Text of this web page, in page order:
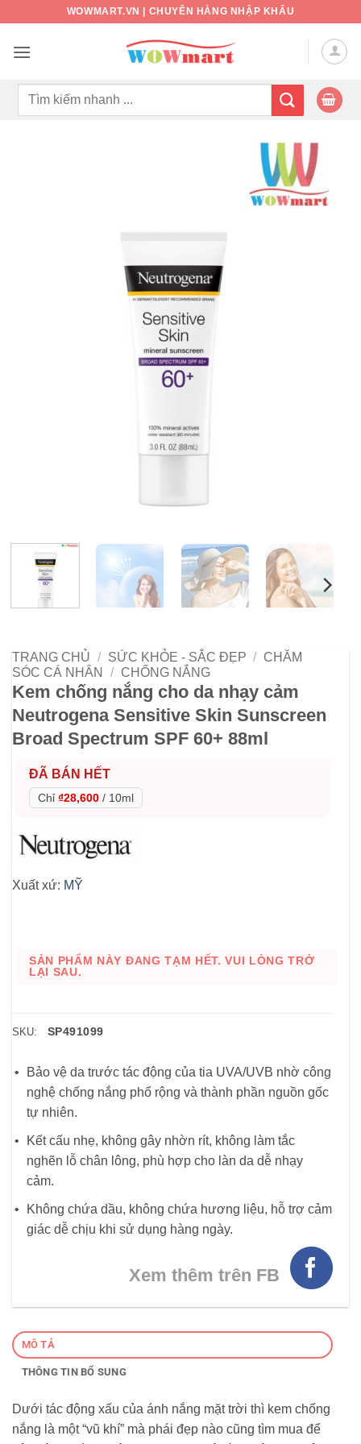
nội
WOWMART.VN | CHUYÊN HÀNG NHẬP KHẨU
Tìm
TRANG CHỦ / SỨC KHỎE - SẮC ĐẸP / CHĂM
SÓC CÁ NHÂN
/ CHỐNG NẮNG
Kem chống nắng cho da nhạy cảm
Neutrogena Sensitive Skin Sunscreen
Broad Spectrum SPF 60+ 88ml
ĐÃ BÁN HẾT
Chỉ ₫28,600 / 10ml
Xuất xứ: MỸ
SẢN PHẨM NÀY ĐANG TẠM HẾT. VUI LÒNG TRỞ
LẠI SAU.
SKU: SP491099
Bảo vệ da trước tác động của tia UVA/UVB nhờ công
nghệ chống nắng phổ rộng và thành phần nguồn gốc
tự nhiên.
Kết cấu nhẹ, không gây nhờn rít, không làm tắc
nghẽn lỗ chân lông, phù hợp cho làn da dễ nhạy
cảm.
Không chứa dầu, không chứa hương liệu, hỗ trợ cảm
giác dễ chịu khi sử dụng hàng ngày.
Xem thêm trên FB
MÔ TẢ
THÔNG TIN BỔ SUNG
Dưới tác động xấu của ánh nắng mặt trời thì kem chống
nắng là một “vũ khí” mà phái đẹp nào cũng tìm mua để